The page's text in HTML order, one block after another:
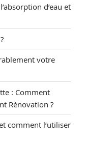
d’eau et
votre
: Comment
Rénovation ?
comment l’utiliser